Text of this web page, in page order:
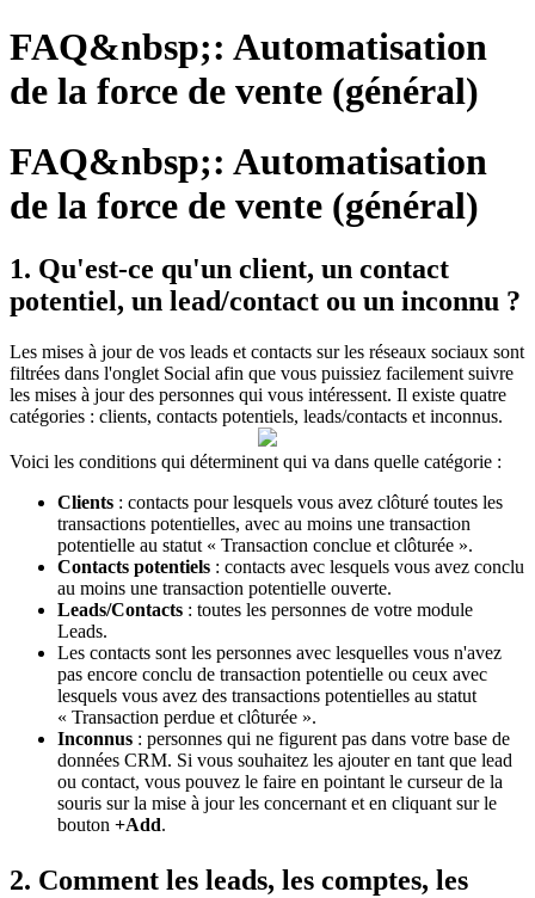
FAQ&nbsp;: Automatisation
de la force de vente (général)
FAQ&nbsp;: Automatisation
de la force de vente (général)
1. Qu'est-ce qu'un client, un contact
potentiel, un lead/contact ou un inconnu ?
Les mises à jour de vos leads et contacts sur les réseaux sociaux sont
filtrées dans l'onglet Social afin que vous puissiez facilement suivre
les mises à jour des personnes qui vous intéressent. Il existe quatre
catégories : clients, contacts potentiels, leads/contacts et inconnus.
Voici les conditions qui déterminent qui va dans quelle catégorie :
Clients : contacts pour lesquels vous avez clôturé toutes les
transactions potentielles, avec au moins une transaction
potentielle au statut « Transaction conclue et clôturée ».
Contacts potentiels : contacts avec lesquels vous avez conclu
au moins une transaction potentielle ouverte.
Leads/Contacts : toutes les personnes de votre module
Leads.
Les contacts sont les personnes avec lesquelles vous n'avez
pas encore conclu de transaction potentielle ou ceux avec
lesquels vous avez des transactions potentielles au statut
« Transaction perdue et clôturée ».
Inconnus : personnes qui ne figurent pas dans votre base de
données CRM. Si vous souhaitez les ajouter en tant que lead
ou contact, vous pouvez le faire en pointant le curseur de la
souris sur la mise à jour les concernant et en cliquant sur le
bouton +Add.
2. Comment les leads, les comptes, les